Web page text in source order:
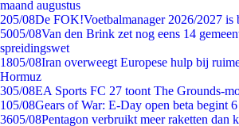
maand augustus
205/08De FOK!Voetbalmanager 2026/2027 is
5005/08Van den Brink zet nog eens 14
spreidingswet
1805/08Iran overweegt Europese hulp bij
Hormuz
305/08EA Sports FC 27 toont The Grounds-
105/08Gears of War: E-Day open beta begint 6
3605/08Pentagon verbruikt meer raketten dan